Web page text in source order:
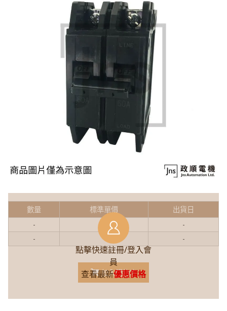
點擊快速註冊/登入會
員
查看最新優惠價格
數量 標準單價
出貨日
-
-
-
- -
加入購物車